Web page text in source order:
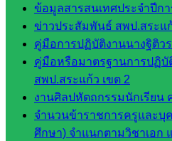
ข้อมูลสารสนเทศประจำปีก
ข่าวประสัมพันธ์ สพป.สระแ
คู่มือการปฏิบัติงานนางฐิติว
คู่มือหรือมาตรฐานการปฏิบั
สพป.สระแก้ว เขต 2
งานศิลปหัตถกรรมนักเรียน
จำนวนข้าราชการครูและบุ
ศึกษา) จำแนกตามวิชาเอก
นิเทศ
ดร.สราว
ดี เพ็งศรี
โคตร
เว็บไซต์
คณะ
กรรมการ